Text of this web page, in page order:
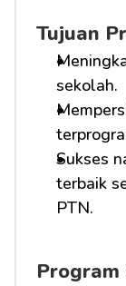
Tujuan
sekolah.
Sukses
terbaik
PTN.
Program